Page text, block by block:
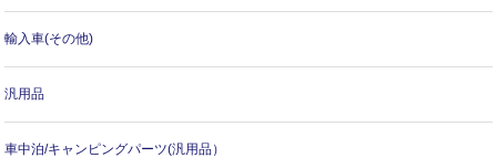
輸入車(その他)
汎用品
車中泊/キャンピングパーツ(汎用品）